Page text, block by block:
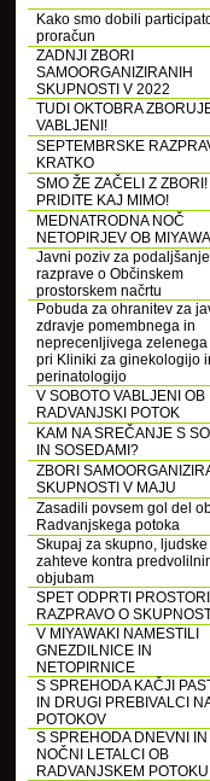
Kako smo dobili
proračun
ZADNJI ZBORI
SAMOORGANIZIRANIH
SKUPNOSTI V 2022
TUDI OKTOBRA
VABLJENI!
SEPTEMBRSKE
KRATKO
SMO ŽE ZAČELI Z ZBORI!
PRIDITE KAJ MIMO!
MEDNATRODNA NOČ
NETOPIRJEV OB
Javni poziv za
razprave o Občinskem
prostorskem načrtu
Pobuda za ohranitev za
zdravje pomembnega in
neprecenljivega
pri Kliniki za ginekologijo
perinatologijo
V SOBOTO VABLJENI OB
RADVANJSKI POTOK
KAM NA SREČANJE S
IN SOSEDAMI?
ZBORI
SKUPNOSTI V MAJU
Zasadili povsem gol del
Radvanjskega potoka
Skupaj za skupno, ljudske
zahteve kontra
objubam
SPET ODPRTI
RAZPRAVO O
V MIYAWAKI NAMESTILI
GNEZDILNICE IN
NETOPIRNICE
S SPREHODA KAČJI
IN DRUGI PREBIVALCI
POTOKOV
S SPREHODA DNEVNI IN
NOČNI LETALCI OB
RADVANJSKEM POTOKU